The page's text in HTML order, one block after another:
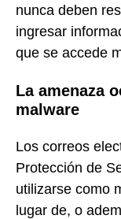
nunca deben
ingresar
que se accede
La amenaza
malware
Los correos
Protección de
utilizarse como
lugar de, o